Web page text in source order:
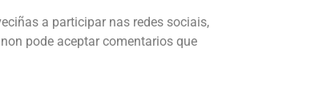
a participar nas redes sociais,
pode aceptar comentarios que